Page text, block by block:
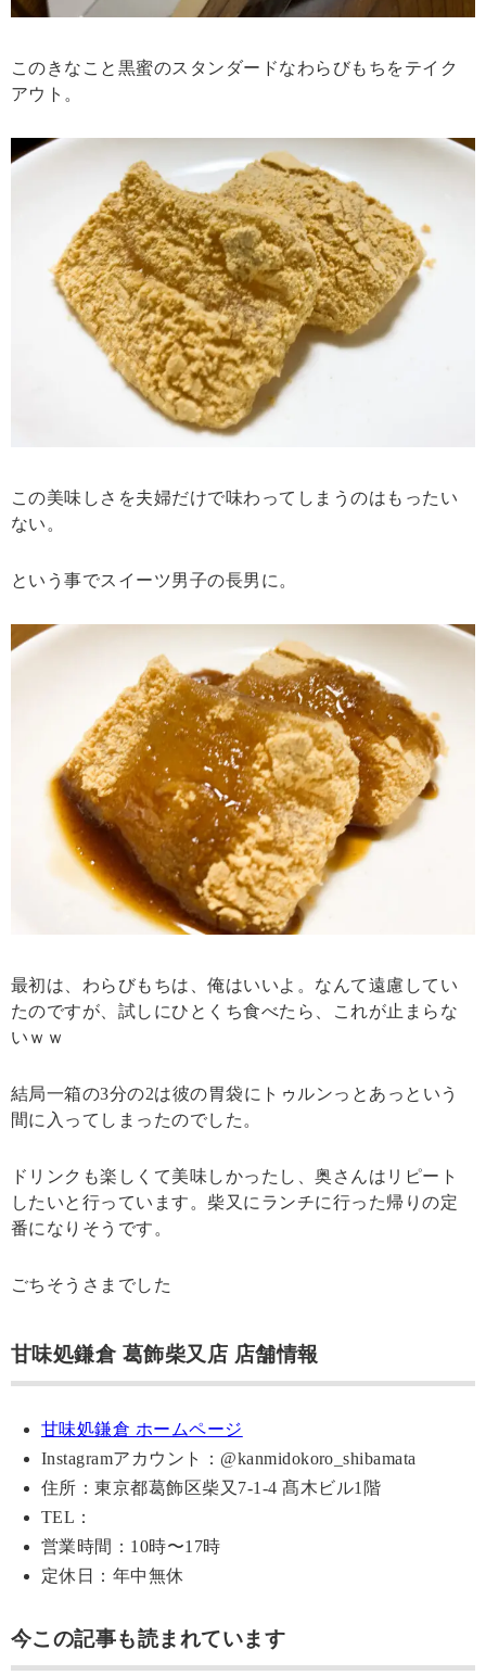
このきなこと黒蜜のスタンダードなわらびもちをテイク
アウト。
この美味しさを夫婦だけで味わってしまうのはもったい
ない。
という事でスイーツ男子の長男に。
最初は、わらびもちは、俺はいいよ。なんて遠慮してい
たのですが、試しにひとくち食べたら、これが止まらな
いｗｗ
結局一箱の3分の2は彼の胃袋にトゥルンっとあっという
間に入ってしまったのでした。
ドリンクも楽しくて美味しかったし、奥さんはリピート
したいと行っています。柴又にランチに行った帰りの定
番になりそうです。
ごちそうさまでした
甘味処鎌倉 葛飾柴又店 店舗情報
甘味処鎌倉 ホームページ
Instagramアカウント：@kanmidokoro_shibamata
住所：東京都葛飾区柴又7-1-4 髙木ビル1階
TEL：
営業時間：10時〜17時
定休日：年中無休
今この記事も読まれています